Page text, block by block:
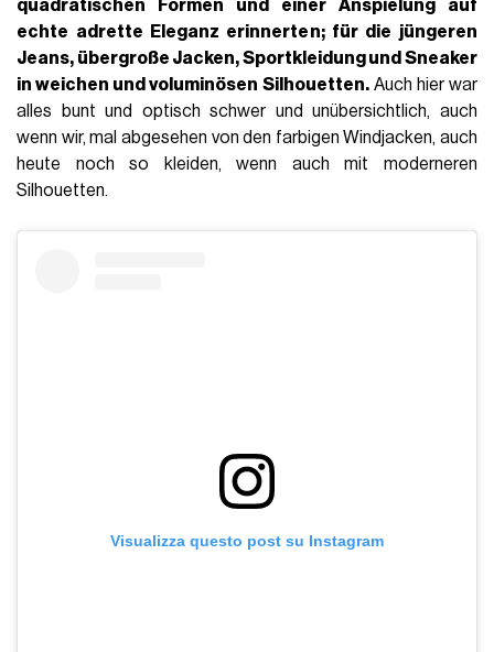
quadratischen Formen und einer Anspielung auf
echte adrette Eleganz erinnerten; für die jüngeren
Jeans, übergroße Jacken, Sportkleidung und Sneaker
in weichen und voluminösen Silhouetten.Auch hier war
alles bunt und optisch schwer und unübersichtlich, auch
wenn wir, mal abgesehen von den farbigen Windjacken, auch
heute noch so kleiden, wenn auch mit moderneren
Silhouetten.
Visualizza questo post su Instagram